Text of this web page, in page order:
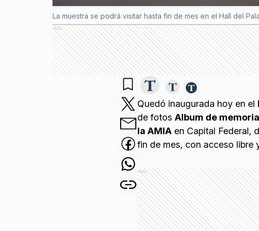
La muestra se podrá visitar hasta fin de mes en el Hall del
Ads
Quedó inaugurada hoy en el
de fotos Album de
la AMIA en Capital Federal,
fin de mes, con acceso libre
Ads